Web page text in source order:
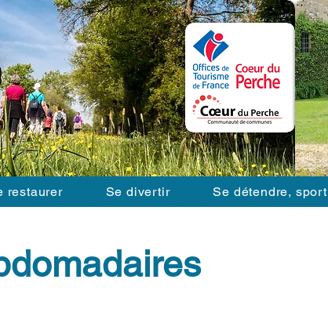
restaurer Se divertir Se détendre, sport